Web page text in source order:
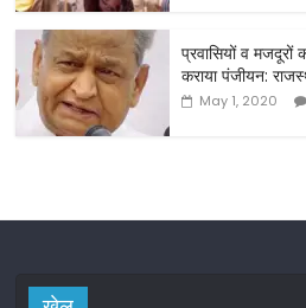
प्रवासियों व मजदूरों
कराया पंजीयन:
May 1, 2020